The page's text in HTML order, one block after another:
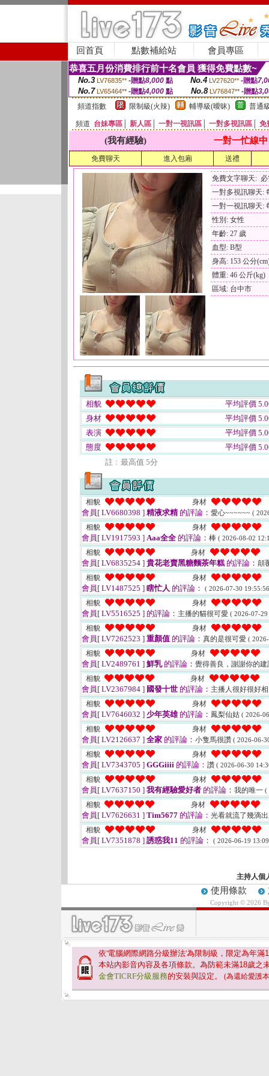
回首頁 點數補給站 會員專區
恭喜五月份消費排行前十名會員 獲得免費點數~
No.3 LV76835** -贈點8,000點 No.4 LV27620** -贈點
No.7 LV65464** -贈點4,000 點 No.8 LV76847** -贈點
頻道指數
限制級(火辣) 輔導級(曖昧) 普通
頻道 台妹專區 新人區 一對一視訊區 一對多視訊區 免
(我有經驗) 一對一忙線中
免費聊天 進入包廂 送禮
免費文字聊天:
一對多視訊聊天:
一對一視訊聊天:
性別: 女性
年齡: 27 歲
血型: B型
身高: 153 公分
體重: 46 公斤(kg)
區域: 台中市
相貌
平均評價
身材
平均評價
表演
平均評價
態度
平均評價
註﹕最高值 5分
相貌 身材
會員[ LV6680398 ] 精液求精 的評論： 愛心~~~~~~ (
相貌 身材
會員[ LV1917593 ] Aaa全全 的評論： 棒 ( 2026-08-02
相貌 身材
會員[ LV6835254 ] 貴花老賣黑糖麵茶年糕 的評論： 顛
相貌
身材
會員[ LV1487525 ] 瞎忙人 的評論： ( 2026-07-30
相貌 身材
會員[ LV5516525 ] 的評論： 主播的貓很可愛 ( 2026-07-
相貌 身材
會員[ LV7262523 ] 重顏值 的評論： 真的是很可愛 (
相貌 身材
會員[ LV2489761 ] 鮮乳的評論： 覺得善良，謝謝你的
相貌
身材
會員[ LV2367984 ] 國發十世 的評論： 主播人很好很好
相貌
身材
會員[ LV7646032 ] 少年英雄的評論： 鳳梨仙姑 ( 2026-
相貌 身材
會員[ LV2126637 ] 全家 的評論： 小隻馬很讚 ( 2026-06-
相貌 身材
會員[ LV7343705 ] GGGiiii 的評論： 讚 ( 2026-06-30
相貌 身材
會員[ LV7637150 ] 我有經驗愛好者 的評論： 我的唯一 (
相貌 身材
會員[ LV7626631 ] Tim5677 的評論： 光看就流了幾滴
相貌
身材
會員[ LV7351878 ] 誘惑我11 的評論： ( 2026-06-19
主持人個
使用條款
Copyright © 2026
依'電腦網際網路分級辦法'為限制級，限定為年滿
本站內影音內容及各項條款。為防範未滿18歲之
金會TICRF分級服務的安裝與設定。 (為還給愛護